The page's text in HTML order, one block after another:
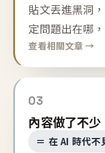
貼文丟進黑洞
定問題出在哪
查看相關文章 →
03
內容做了不
＝ 在 AI 時代不